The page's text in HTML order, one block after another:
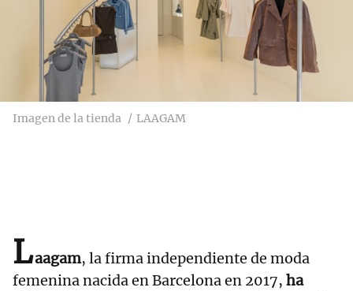
Imagen de la tienda LAAGAM
Laagam, la firma independiente de moda
femenina nacida en Barcelona en 2017, ha